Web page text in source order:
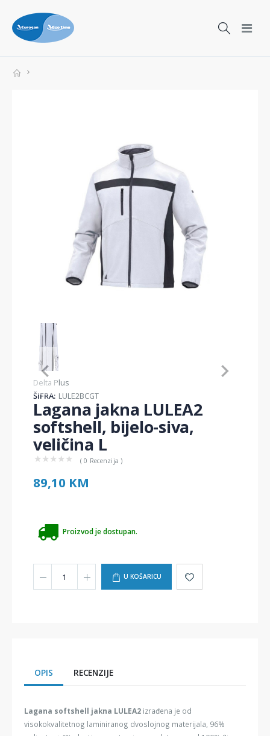
Item
1
of
1
Delta Plus
ŠIFRA: LULE2BCGT
Lagana jakna LULEA2
softshell, bijelo-siva,
veličina L
★ ★ ★ ★ ★ ( 0 Recenzija )
89,10 KM
Proizvod je dostupan.
U KOŠARICU
OPIS RECENZIJE
Lagana softshell jakna LULEA2 izrađena je od
visokokvalitetnog laminiranog dvoslojnog materijala, 96%